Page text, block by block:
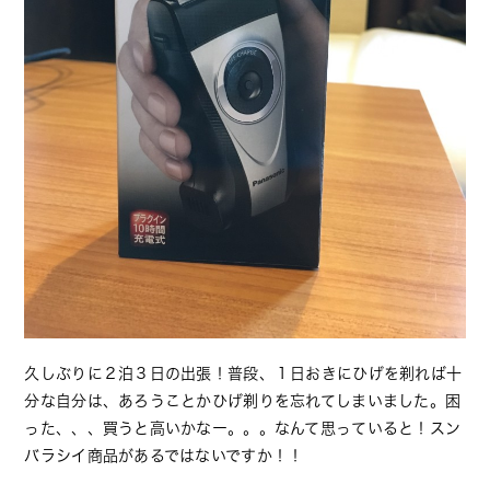
久しぶりに２泊３日の出張！普段、１日おきにひげを剃れば十
分な自分は、あろうことかひげ剃りを忘れてしまいました。困
った、、、買うと高いかなー。。。なんて思っていると！スン
バラシイ商品があるではないですか！！